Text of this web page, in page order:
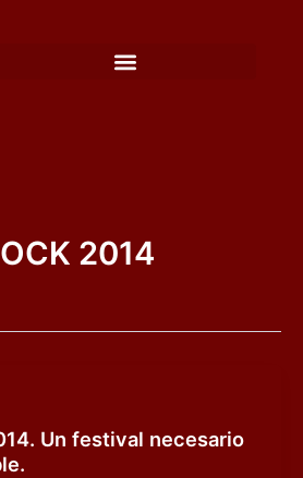
2014
Un festival necesario